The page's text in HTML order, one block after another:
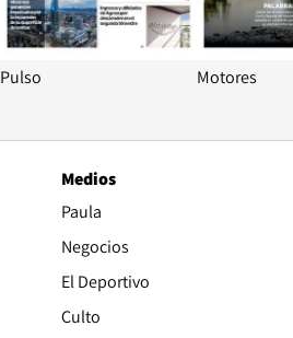
Pulso Motores
Medios
Paula
Negocios
El Deportivo
Culto